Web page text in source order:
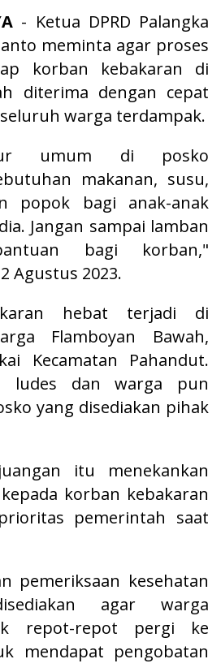
- Ketua DPRD Palangka
meminta agar proses
korban kebakaran di
diterima dengan cepat
warga terdampak.
umum di posko
makanan, susu,
popok bagi anak-anak
Jangan sampai lamban
bagi korban,"
Agustus 2023.
hebat terjadi di
Flamboyan Bawah,
Kecamatan Pahandut.
ludes dan warga pun
yang disediakan pihak
itu menekankan
korban kebakaran
pemerintah saat
pemeriksaan kesehatan
agar warga
repot-repot pergi ke
mendapat pengobatan